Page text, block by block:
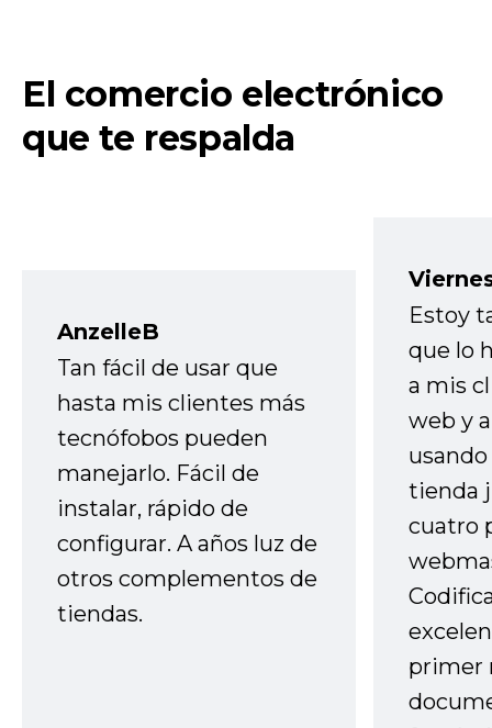
El comercio electrónico
que te respalda
AnzelleB
Tan fácil de usar que
hasta mis clientes más
tecnófobos pueden
manejarlo. Fácil de
instalar, rápido de
configurar. A años luz de
otros complementos de
tiendas.
Estoy
que lo
a mis
web y
tienda
cuatro
primer